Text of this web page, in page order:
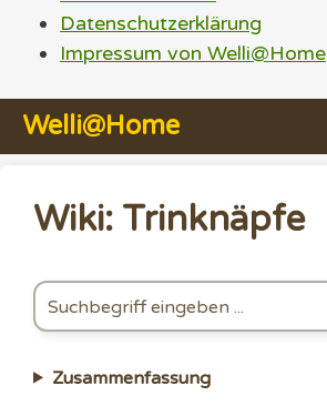
Datenschutzerklärung
Impressum von Welli@Home
Zum
InhaltWelli@Home
Wiki: Trinknäpfe
Zusammenfassung